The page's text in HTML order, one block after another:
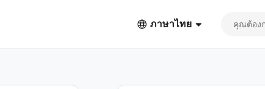
ภาษาไทย